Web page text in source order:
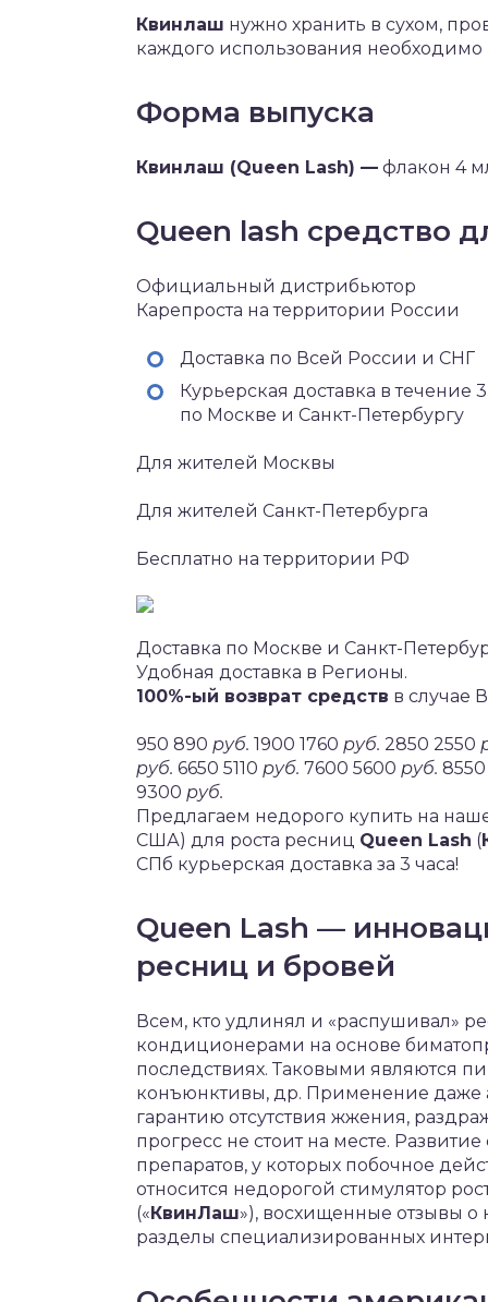
Квинлаш нужно хранить в сухом,
каждого использования необходимо
Форма выпуска
Квинлаш (Queen Lash) — флакон 4
Queen lash средство
Официальный дистрибьютор
Карепроста на территории России
Доставка по Всей России и СНГ
Курьерская доставка в течение
по Москве и Санкт-Петербургу
Для жителей Москвы
Для жителей Санкт-Петербурга
Бесплатно на территории РФ
Доставка по Москве и Санкт-
Удобная доставка в Регионы.
100%-ый возврат средств в случае
950 890 руб. 1900 1760 руб. 2850 2550
руб. 6650 5110 руб. 7600 5600 руб.
9300 руб.
Предлагаем недорого купить на
США) для роста ресниц Queen Lash (
СПб курьерская доставка за 3 часа!
Queen Lash —
ресниц и бровей
Всем, кто удлинял и «распушивал»
кондиционерами на основе
последствиях. Таковыми являются
конъюнктивы, др. Применение даже
гарантию отсутствия жжения,
прогресс не стоит на месте.
препаратов, у которых побочное
относится недорогой стимулятор
(«КвинЛаш»), восхищенные отзывы
разделы специализированных